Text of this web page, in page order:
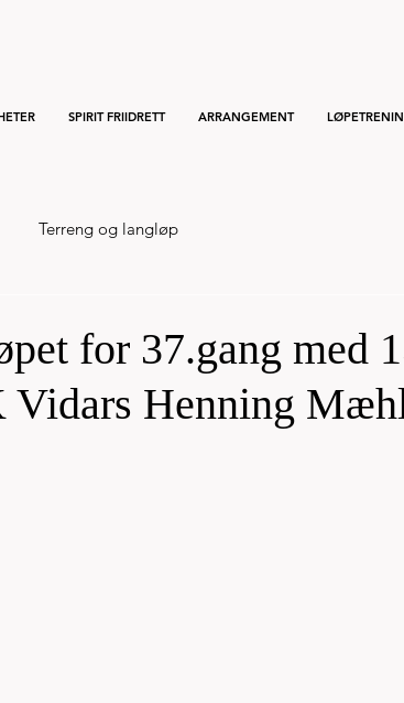
SPIRIT FRIIDRETT ARRANGEMENT
Terreng og langløp
for 37.gang med
Vidars Henning